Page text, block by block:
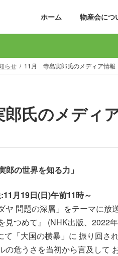
ホーム 物産会につ
らせ 11月 寺島実郎氏のメディア情報
氏のメディ
郎の世界を知る力」
月19日(日)午前11時～
問題の深層」をテーマに放
見つめて』 (NHK出版、2022
て「大国の横暴」に 振り回さ
危うさを当初から言及して